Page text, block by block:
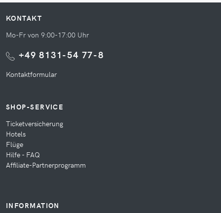
KONTAKT
Mo-Fr von 9:00-17:00 Uhr
+49 8131-54 77-8
Kontaktformular
SHOP-SERVICE
Ticketversicherung
Hotels
Flüge
Hilfe - FAQ
Affiliate-Partnerprogramm
INFORMATION